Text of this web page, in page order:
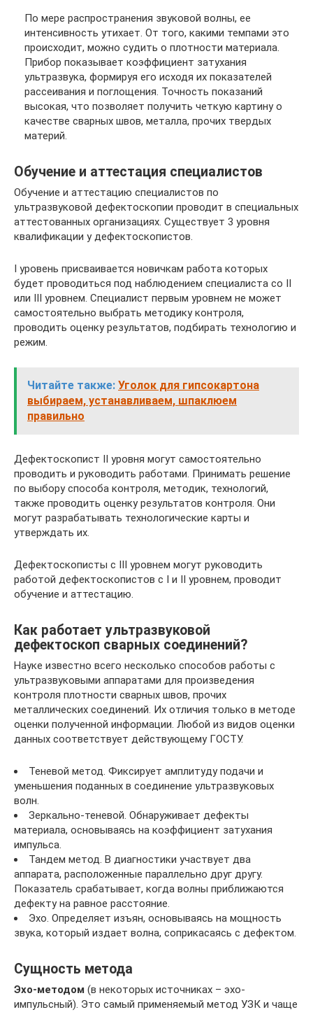
По мере распространения звуковой волны, ее
интенсивность утихает. От того, какими темпами это
происходит, можно судить о плотности материала.
Прибор показывает коэффициент затухания
ультразвука, формируя его исходя их показателей
рассеивания и поглощения. Точность показаний
высокая, что позволяет получить четкую картину о
качестве сварных швов, металла, прочих твердых
материй.
Обучение и аттестация специалистов
Обучение и аттестацию специалистов по
ультразвуковой дефектоскопии проводит в специальных
аттестованных организациях. Существует 3 уровня
квалификации у дефектоскопистов.
I уровень присваивается новичкам работа которых
будет проводиться под наблюдением специалиста со II
или III уровнем. Специалист первым уровнем не может
самостоятельно выбрать методику контроля,
проводить оценку результатов, подбирать технологию и
режим.
Читайте также: Уголок для гипсокартона
выбираем, устанавливаем, шпаклюем
правильно
Дефектоскопист II уровня могут самостоятельно
проводить и руководить работами. Принимать решение
по выбору способа контроля, методик, технологий,
также проводить оценку результатов контроля. Они
могут разрабатывать технологические карты и
утверждать их.
Дефектоскописты с III уровнем могут руководить
работой дефектоскопистов с I и II уровнем, проводит
обучение и аттестацию.
Как работает ультразвуковой
дефектоскоп сварных соединений?
Науке известно всего несколько способов работы с
ультразвуковыми аппаратами для произведения
контроля плотности сварных швов, прочих
металлических соединений. Их отличия только в методе
оценки полученной информации. Любой из видов оценки
данных соответствует действующему ГОСТУ.
Теневой метод. Фиксирует амплитуду подачи и
уменьшения поданных в соединение ультразвуковых
волн.
Зеркально-теневой. Обнаруживает дефекты
материала, основываясь на коэффициент затухания
импульса.
Тандем метод. В диагностики участвует два
аппарата, расположенные параллельно друг другу.
Показатель срабатывает, когда волны приближаются
дефекту на равное расстояние.
Эхо. Определяет изъян, основываясь на мощность
звука, который издает волна, соприкасаясь с дефектом.
Сущность метода
Эхо-методом (в некоторых источниках – эхо-
импульсный). Это самый применяемый метод УЗК и чаще